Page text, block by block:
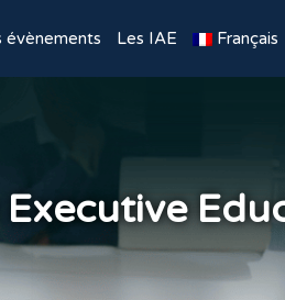
évènements Les IAE Français